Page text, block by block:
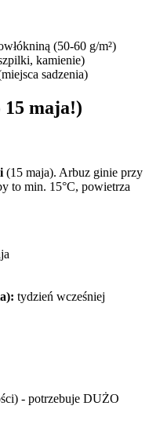
(50-60 g/m²)
kamienie)
sadzenia)
15 maja!)
(15 maja). Arbuz ginie przy
to min. 15°C, powietrza
tydzień wcześniej
- potrzebuje DUŻO